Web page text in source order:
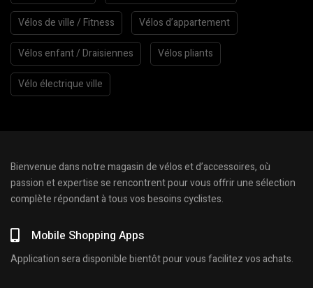
Vélos de ville / Fitness Vélos d’appartement
Vélos enfant / Draisiennes Vélos pliants
Vélo électrique ville
Bienvenue dans notre magasin de vélos et d’accessoires, où
passion et expertise se rencontrent pour vous offrir une sélection
complète répondant à tous vos besoins cyclistes.
Mobile Shopping Apps
Application sera disponible bientôt pour vous facilitez vos achats.